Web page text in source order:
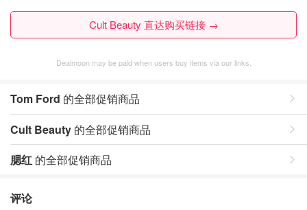
Cult Beauty 直达购买链接 →
Dealmoon may be paid when users buy items via our links.
Tom Ford 的全部促销商品
Cult Beauty 的全部促销商品
腮红 的全部促销商品
评论